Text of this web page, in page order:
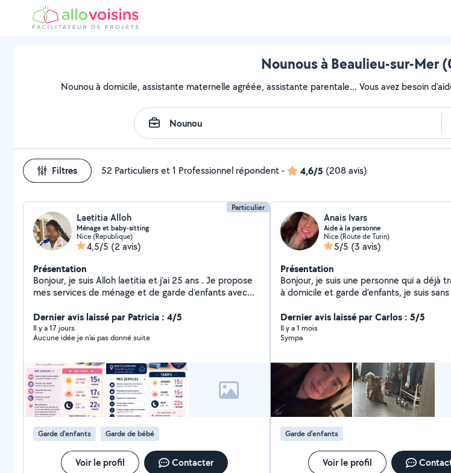
Nounous à Beaulieu-sur-Mer
Nounou à domicile, assistante maternelle agréée, assistante parentale... Vous avez besoin
Filtres 52 Particuliers et 1 Professionnel répondent- 4,6/5 (208 avis)
Particulier
Laetitia Alloh
Ménage et baby-sitting
Nice (Republique)
4,5/5 (2 avis)
Présentation
Bonjour, je suis Alloh laetitia et j'ai 25 ans . Je propose
mes services de ménage et de garde d'enfants avec
une expérience naturelle et quotidienne avec les
enfants. J'ai également de l'expérience personnelle en
garde d'enfants (famille, proches). Je suis une
peux également vous aider pour : * Ménage complet
du domicile (sols, poussière, cuisine, salle de bain) *
Entretien général de la maison Je suis ponctuelle,
discrète et attentive aux besoins des familles.
N'hésitez pas à me contacter, je réponds rapidement
Dernier avis laissé par Patricia : 4/5
Il y a 17 jours
Aucune idée je n’ai pas donné suite
Garde d'enfants Garde de bébé
Voir le profil Contacter
Anais Ivars
Aide à la personne
Nice (Route de Turin)
5/5 (3 avis)
Présentation
Bonjour, je suis une personne qui a déjà
à domicile et garde d'enfants, je suis
Dernier avis laissé par Carlos : 5/5
Il y a 1 mois
Sympa
Garde d'enfants
Voir le profil